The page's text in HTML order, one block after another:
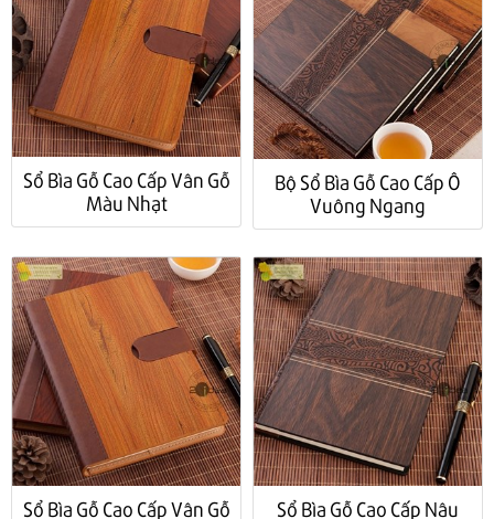
Sổ Bìa Gỗ Cao Cấp Vân Gỗ
Màu Nhạt
Bộ Sổ Bìa Gỗ Cao Cấp Ô
Vuông Ngang
Sổ Bìa Gỗ Cao Cấp Vân Gỗ
Sổ Bìa Gỗ Cao Cấp Nâu